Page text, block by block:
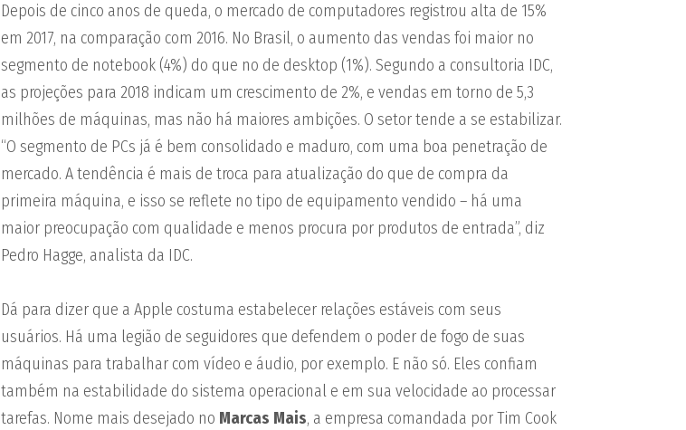
Depois de cinco anos de queda, o mercado de computadores registrou alta de 15%
em 2017, na comparação com 2016. No Brasil, o aumento das vendas foi maior no
segmento de notebook (4%) do que no de desktop (1%). Segundo a consultoria IDC,
as projeções para 2018 indicam um crescimento de 2%, e vendas em torno de 5,3
milhões de máquinas, mas não há maiores ambições. O setor tende a se estabilizar.
“O segmento de PCs já é bem consolidado e maduro, com uma boa penetração de
mercado. A tendência é mais de troca para atualização do que de compra da
primeira máquina, e isso se reflete no tipo de equipamento vendido – há uma
maior preocupação com qualidade e menos procura por produtos de entrada”, diz
Pedro Hagge, analista da IDC.
Dá para dizer que a Apple costuma estabelecer relações estáveis com seus
usuários. Há uma legião de seguidores que defendem o poder de fogo de suas
máquinas para trabalhar com vídeo e áudio, por exemplo. E não só. Eles confiam
também na estabilidade do sistema operacional e em sua velocidade ao processar
tarefas. Nome mais desejado no Marcas Mais, a empresa comandada por Tim Cook